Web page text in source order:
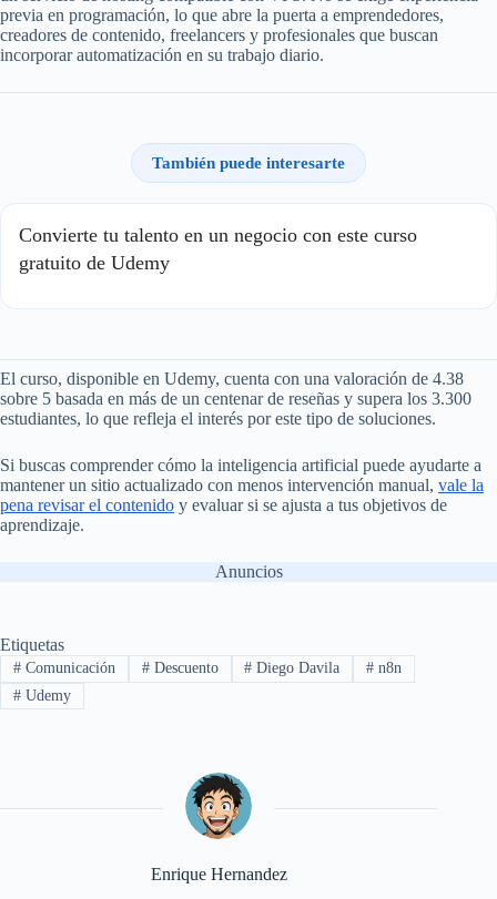
previa en programación, lo que abre la puerta a emprendedores,
creadores de contenido, freelancers y profesionales que buscan
incorporar automatización en su trabajo diario.
También puede interesarte
Convierte tu talento en un negocio con este curso
gratuito de Udemy
El curso, disponible en Udemy, cuenta con una valoración de 4.38
sobre 5 basada en más de un centenar de reseñas y supera los 3.300
estudiantes, lo que refleja el interés por este tipo de soluciones.
Si buscas comprender cómo la inteligencia artificial puede ayudarte a
mantener un sitio actualizado con menos intervención manual, vale la
pena revisar el contenido y evaluar si se ajusta a tus objetivos de
aprendizaje.
Anuncios
Etiquetas
#Comunicación #Descuento # Diego Davila # n8n
#Udemy
Enrique Hernandez